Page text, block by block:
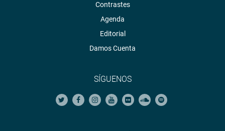
Contrastes
Agenda
Editorial
Damos Cuenta
SÍGUENOS